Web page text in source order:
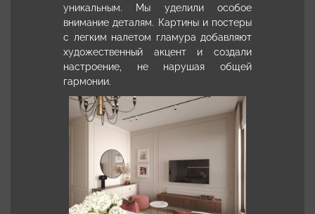
уникальным. Мы уделили особое
внимание деталям. Картины и постеры
с легким налетом гламура добавляют
художественный акцент и создали
настроение, не нарушая общей
гармонии.